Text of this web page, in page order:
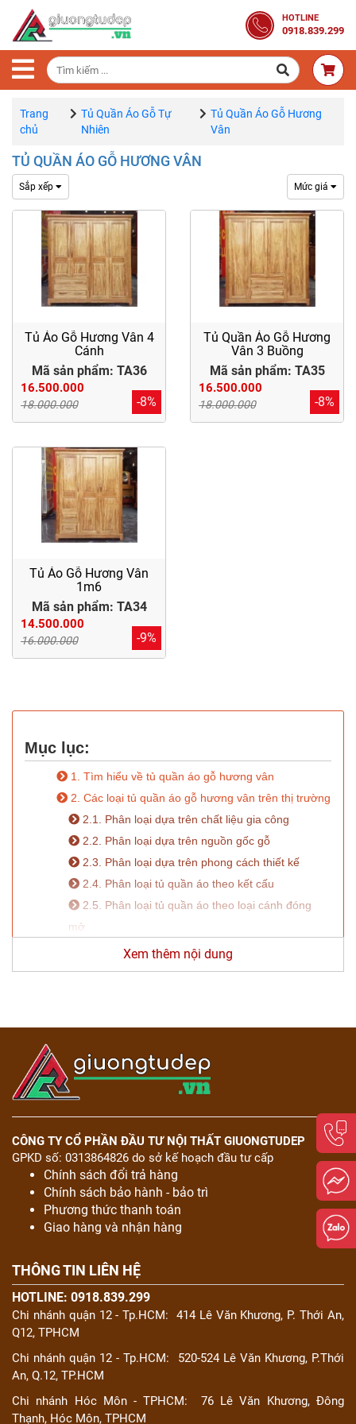
HOTLINE
0918.839.299
Trang
Chủ
Combo
Phòng
Ngủ
Giường
Gỗ
Tủ
Bàn
Điểm
Gỗ
Nệm
Salon
Gỗ
Sofa
Tủ
Sản
Khác
Thiệu
Án
Kiến
Thức
Trang
chủ
Tủ Quần Áo Gỗ Tự
Nhiên
Tủ Quần Áo Gỗ Hương
Vân
TỦ QUẦN ÁO GỖ HƯƠNG VÂN
Sắp xếp Mức giá
Tủ Áo Gỗ Hương Vân 4
Cánh
Mã sản phẩm: TA36
16.500.000
18.000.000 -8%
Tủ Quần Áo Gỗ Hương
Vân 3 Buồng
Mã sản phẩm: TA35
16.500.000
18.000.000 -8%
Tủ Áo Gỗ Hương Vân
1m6
Mã sản phẩm: TA34
14.500.000
16.000.000 -9%
Mục lục:
1. Tìm hiểu về tủ quần áo gỗ hương vân
2. Các loại tủ quần áo gỗ hương vân trên thị trường
2.1. Phân loại dựa trên chất liệu gia công
2.2. Phân loại dựa trên nguồn gốc gỗ
2.3. Phân loại dựa trên phong cách thiết kế
2.4. Phân loại tủ quần áo theo kết cấu
2.5. Phân loại tủ quần áo theo loại cánh đóng
mở
2.6. Phân loại tủ quần áo theo kích cỡ bên
ngoài
3.2. Độ bền vượt thời gian
3.3. Cứng cáp và chịu lực tốt
3.4. Tốt cho sức khỏe
3.5. Cho trải nghiệm sử dụng tuyệt vời
4. Top mẫu tủ quần áo gỗ hương vân hot nhất hiện
nay
4.1. Tủ gỗ hương vân TA34
4.2. Tủ áo gỗ hương vân TA35
4.3. Tủ gỗ hương vân TA36
5. Kinh nghiệm chọn mua tủ quần áo gỗ hương vân
5.1. Xem xét bố cục không gian phòng ngủ
5.2. Chọn lựa kích thước phù hợp
5.3. Cân nhắc chức năng của tủ áo
5.5. Mua tại nơi uy tín
6. Tham khảo thêm những mẫu tủ quần áo gỗ
hương vân đẹp xuất sắc nhất
6.1. Mẫu tủ quần áo 6 cánh 2 tầng gỗ hương
Xem thêm nội dung
CÔNG TY CỔ PHẦN ĐẦU TƯ NỘI THẤT GIUONGTUDEP
GPKD số: 0313864826 do sở kế hoạch đầu tư cấp
Chính sách đổi trả hàng
Chính sách bảo hành - bảo trì
Phương thức thanh toán
Giao hàng và nhận hàng
THÔNG TIN LIÊN HỆ
HOTLINE: 0918.839.299
Chi nhánh quận 12 - Tp.HCM:
414 Lê Văn Khương, P. Thới An,
Q12, TPHCM
Chi nhánh quận 12 - Tp.HCM:
520-524 Lê Văn Khương, P.Thới
An, Q.12, TP.HCM
Chi nhánh Hóc Môn - TPHCM:
76 Lê Văn Khương, Đông
Thạnh, Hóc Môn, TPHCM